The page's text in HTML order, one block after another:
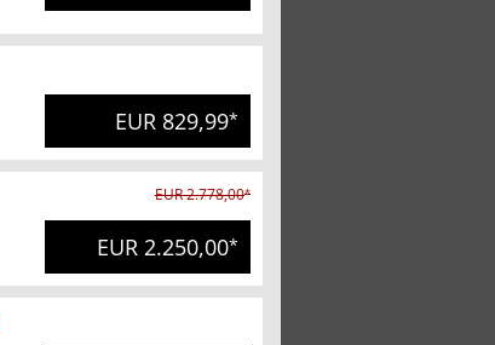
EUR 829,99*
EUR 2.778,00*
EUR 2.250,00*